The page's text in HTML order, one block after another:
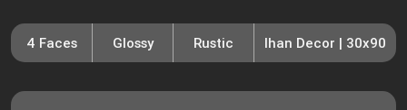
4 Faces Glossy Rustic Ihan Decor | 30x90